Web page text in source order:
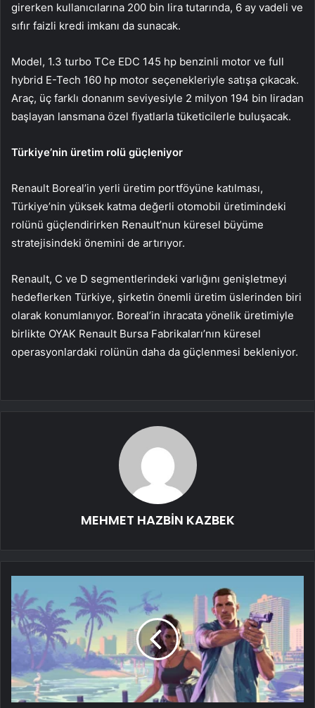
girerken kullanıcılarına 200 bin lira tutarında, 6 ay vadeli ve
sıfır faizli kredi imkanı da sunacak.
Model, 1.3 turbo TCe EDC 145 hp benzinli motor ve full
hybrid E-Tech 160 hp motor seçenekleriyle satışa çıkacak.
Araç, üç farklı donanım seviyesiyle 2 milyon 194 bin liradan
başlayan lansmana özel fiyatlarla tüketicilerle buluşacak.
Türkiye’nin üretim rolü güçleniyor
Renault Boreal’in yerli üretim portföyüne katılması,
Türkiye’nin yüksek katma değerli otomobil üretimindeki
rolünü güçlendirirken Renault’nun küresel büyüme
stratejisindeki önemini de artırıyor.
Renault, C ve D segmentlerindeki varlığını genişletmeyi
hedeflerken Türkiye, şirketin önemli üretim üslerinden biri
olarak konumlanıyor. Boreal’in ihracata yönelik üretimiyle
birlikte OYAK Renault Bursa Fabrikaları’nın küresel
operasyonlardaki rolünün daha da güçlenmesi bekleniyor.
MEHMET HAZBİN KAZBEK